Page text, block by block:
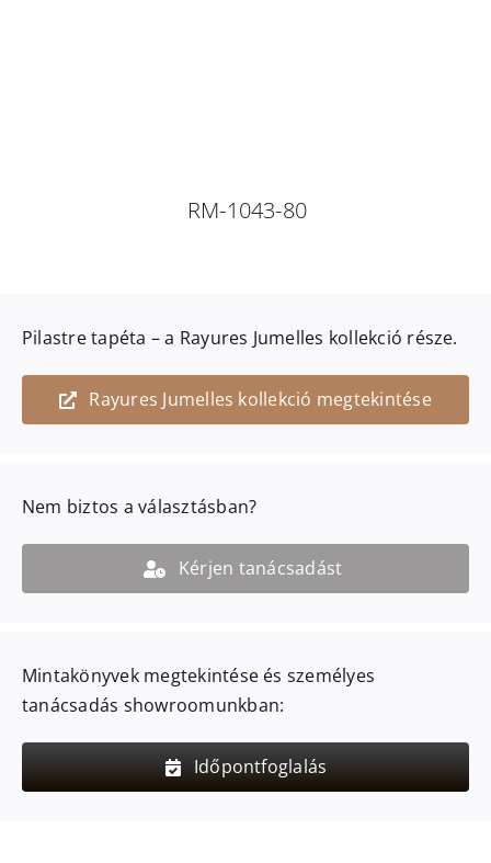
RM-1043-80
Pilastretapéta – a Rayures Jumelles kollekció része.
Rayures Jumelles kollekció megtekintése
Nem biztos a választásban?
Kérjen tanácsadást
Mintakönyvek megtekintése és személyes
tanácsadás showroomunkban:
Időpontfoglalás